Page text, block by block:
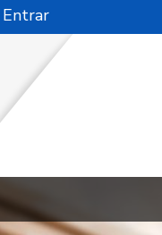
Entrar